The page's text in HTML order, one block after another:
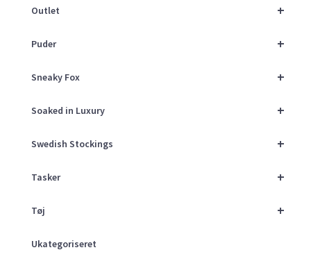
+
Outlet
+
Puder
+
Sneaky Fox
+
Soaked in Luxury
+
Swedish Stockings
+
Tasker
+
Tøj
Ukategoriseret